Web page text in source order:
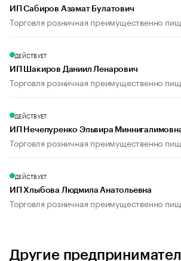
ИП Сабиров Азамат Булатович
Торговля розничная преимущественно
ДЕЙСТВУЕТ
ИП Шакиров Даниил Ленарович
Торговля розничная преимущественно
ДЕЙСТВУЕТ
ИП Нечепуренко Эльвира
Торговля розничная преимущественно
ДЕЙСТВУЕТ
ИП Хлыбова Людмила Анатольевна
Торговля розничная преимущественно
Другие